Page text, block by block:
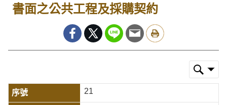
書面之公共工程及採購契約
21